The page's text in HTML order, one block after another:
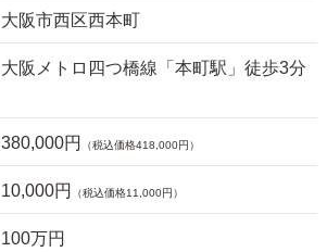
大阪市西区西本町
大阪メトロ四つ橋線「本町駅」徒歩3分
380,000円 （税込価格418,000円）
10,000円 （税込価格11,000円）
100万円